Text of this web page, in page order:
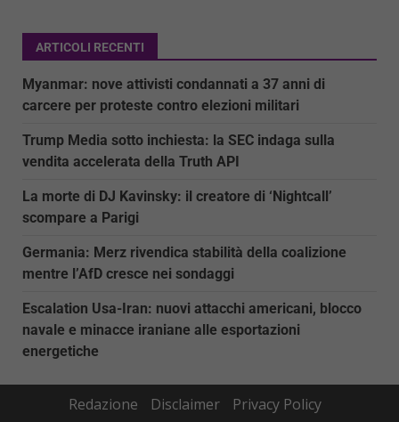
ARTICOLI RECENTI
Myanmar: nove attivisti condannati a 37 anni di
carcere per proteste contro elezioni militari
Trump Media sotto inchiesta: la SEC indaga sulla
vendita accelerata della Truth API
La morte di DJ Kavinsky: il creatore di ‘Nightcall’
scompare a Parigi
Germania: Merz rivendica stabilità della coalizione
mentre l’AfD cresce nei sondaggi
Escalation Usa-Iran: nuovi attacchi americani, blocco
navale e minacce iraniane alle esportazioni
energetiche
Redazione Disclaimer Privacy Policy